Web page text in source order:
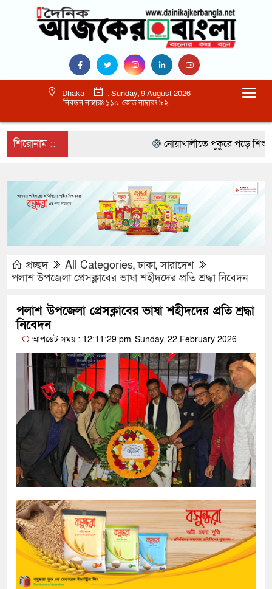
Dhaka
, Sunday, 9 August 2026
নিবন্ধন নাম্বারঃ ১১০, কোড নাম্বারঃ ৯২
শিরোনাম :: নোয়াখালীতে পুকুরে পড়ে শিশুর
প্রচ্ছদ All Categories,ঢাকা,সারাদেশ
পলাশ উপজেলা প্রেসক্লাবের ভাষা শহীদদের প্রতি শ্রদ্ধা নিবেদন
পলাশ উপজেলা প্রেসক্লাবের ভাষা শহীদদের প্রতি শ্রদ্ধা
নিবেদন
আপডেট সময় : 12:11:29 pm, Sunday, 22 February 2026